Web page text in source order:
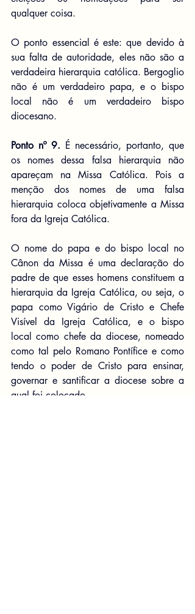
qualquer coisa.
O ponto essencial é este: que devido à
sua falta de autoridade, eles não são a
verdadeira hierarquia católica. Bergoglio
não é um verdadeiro papa, e o bispo
local não é um verdadeiro bispo
diocesano.
Ponto nº 9. É necessário, portanto, que
os nomes dessa falsa hierarquia não
apareçam na Missa Católica. Pois a
menção dos nomes de uma falsa
hierarquia coloca objetivamente a Missa
fora da Igreja Católica.
O nome do papa e do bispo local no
Cânon da Missa é uma declaração do
padre de que esses homens constituem a
hierarquia da Igreja Católica, ou seja, o
papa como Vigário de Cristo e Chefe
Visível da Igreja Católica, e o bispo
local como chefe da diocese, nomeado
como tal pelo Romano Pontífice e como
tendo o poder de Cristo para ensinar,
governar e santificar a diocese sobre a
qual foi colocado.